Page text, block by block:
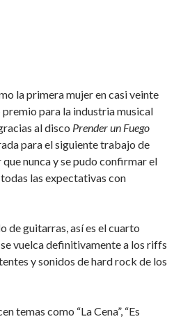
la primera mujer en casi veinte
para la industria musical
al disco Prender un Fuego
para el siguiente trabajo de
nunca y se pudo confirmar el
las expectativas con
de guitarras, así es el cuarto
vuelca definitivamente a los riffs
y sonidos de hard rock de los
temas como “La Cena”, “Es